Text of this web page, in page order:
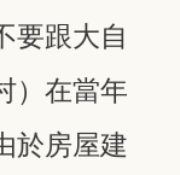
要跟大自
）在當年
於房屋建